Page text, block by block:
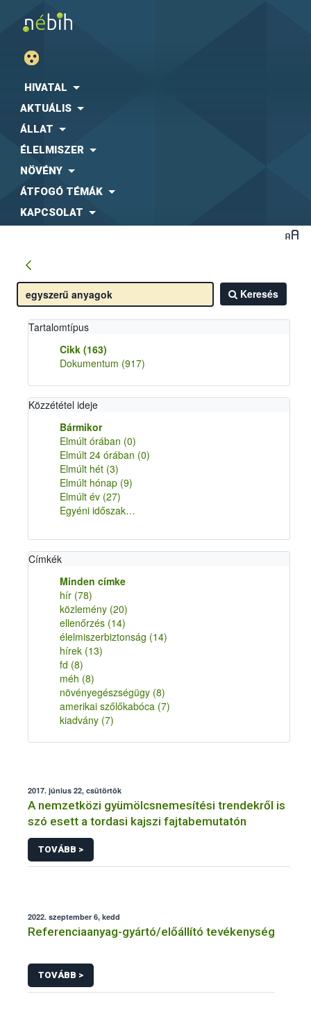
HIVATAL
AKTUÁLIS
ÁLLAT
ÉLELMISZER
NÖVÉNY
ÁTFOGÓ TÉMÁK
KAPCSOLAT
Keresés
Tartalomtípus
Cikk (163)
Dokumentum (917)
Közzététel ideje
Bármikor
Elmúlt órában (0)
Elmúlt 24 órában (0)
Elmúlt hét (3)
Elmúlt hónap (9)
Elmúlt év (27)
Egyéni időszak…
Címkék
Minden címke
hír (78)
közlemény (20)
ellenőrzés (14)
élelmiszerbiztonság (14)
hírek (13)
fd (8)
méh (8)
növényegészségügy (8)
amerikai szőlőkabóca (7)
kiadvány (7)
2017. június 22, csütörtök
A nemzetközi gyümölcsnemesítési trendekről is
szó esett a tordasi kajszi fajtabemutatón
TOVÁBB >
2022. szeptember 6, kedd
Referenciaanyag-gyártó/előállító tevékenység
TOVÁBB >